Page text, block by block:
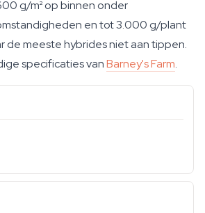
g/m² op binnen onder
en tot 3.000 g/plant
de meeste hybrides niet aan tippen.
specificaties vanBarney's Farm.